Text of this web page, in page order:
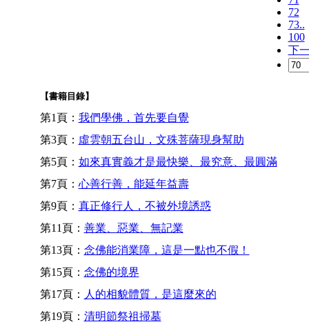
72
73..
100
下
【書籍目錄】
第1頁： 我們學佛，首先要自覺
第3頁： 虛雲朝五台山，文殊菩薩現身幫助
第5頁： 如來真實義才是最快樂、最究意、最圓滿
第7頁： 心善行善，能延年益壽
第9頁： 真正修行人，不被外境誘惑
第11頁： 善業、惡業、無記業
第13頁： 念佛能消業障，這是一點也不假！
第15頁： 念佛的境界
第17頁： 人的相貌體質，是這麼來的
第19頁： 清明節祭祖掃墓